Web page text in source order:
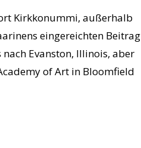
Kirkkonummi, außerhalb
eingereichten Beitrag
Evanston, Illinois, aber
of Art in Bloomfield